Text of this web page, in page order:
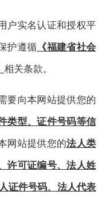
实名认证和授权平
护遵循 《福建省社会
相关条款。
向本网站提供您的
类型、证件号码等信
网站提供您的法人类
许可证编号、法人姓
证件号码、法人代表